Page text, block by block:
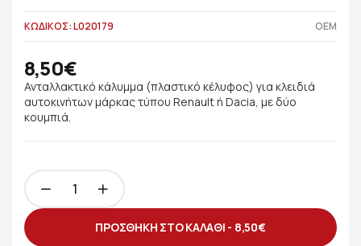
ΚΩΔΙΚΟΣ: L020179 OEM
8,50€
Ανταλλακτικό κάλυμμα (πλαστικό κέλυφος) για κλειδιά
αυτοκινήτων μάρκας τύπου Renault ή Dacia, με δύο
κουμπιά.
ΠΡΟΣΘΗΚΗ ΣΤΟ ΚΑΛΑΘΙ - 8,50€